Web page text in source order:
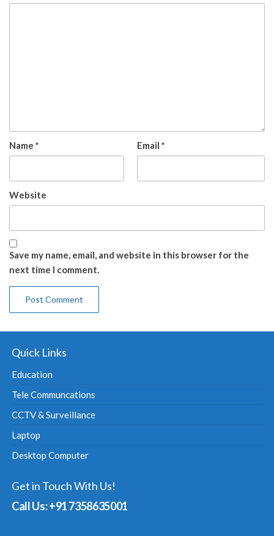
Name * Email *
Website
Save my name, email, and website in this browser for the
next time I comment.
Quick Links
Education
Tele Communcations
CCTV & Surveillance
Laptop
Desktop Computer
Get in Touch With Us!
Call Us: +91 7358635001